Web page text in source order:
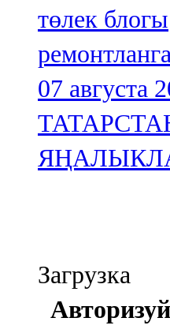
төлек блогы
07 августа
Загрузка